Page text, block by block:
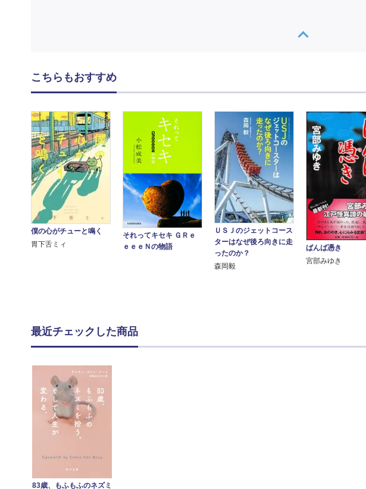
こちらもおすすめ
僕の心がチューと鳴く
胃下舌ミィ
それってキセキ ＧＲｅ
ｅｅｅＮの物語
ＵＳＪのジェットコース
ターはなぜ後ろ向きに走
ったのか？
森岡毅
ばんば憑き
宮部みゆき
最近チェックした商品
83歳、もふもふのネズミ